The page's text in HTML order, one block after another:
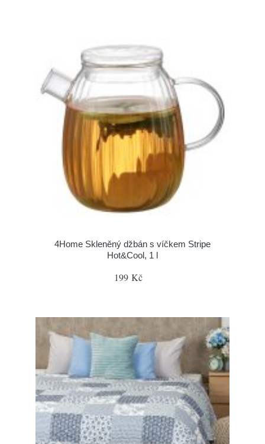
4Home Skleněný džbán s víčkem Stripe
Hot&Cool, 1 l
199 Kč